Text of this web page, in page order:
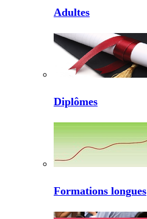
Adultes
Diplômes
Formations longues